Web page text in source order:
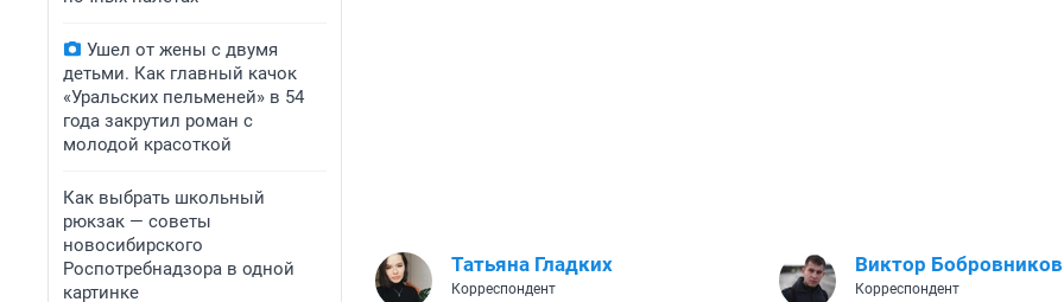
Ушел от жены с двумя
детьми. Как главный качок
«Уральских пельменей» в 54
года закрутил роман с
молодой красоткой
Как выбрать школьный
рюкзак — советы
новосибирского
Роспотребнадзора в одной
картинке
Татьяна Гладких
Корреспондент
Виктор Бобровников
Корреспондент